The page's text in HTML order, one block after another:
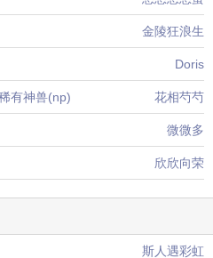
金陵狂浪生
Doris
有神兽(np) 花相芍芍
微微多
欣欣向荣
斯人遇彩虹